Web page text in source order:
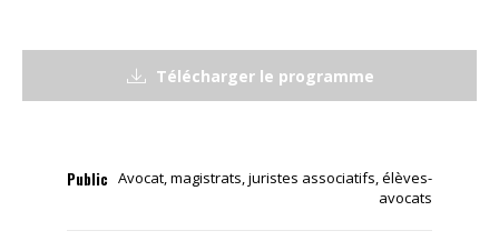
Télécharger le programme
Public Avocat, magistrats, juristes associatifs, élèves-
avocats